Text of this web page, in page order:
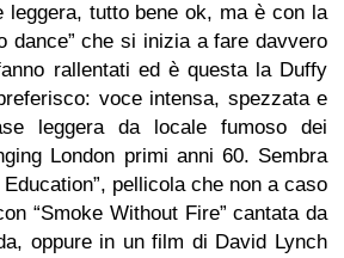
leggera, tutto bene ok, ma è con la
dance” che si inizia a fare davvero
rallentati ed è questa la Duffy
voce intensa, spezzata e
leggera da locale fumoso dei
London primi anni 60. Sembra
pellicola che non a caso
“Smoke Without Fire” cantata da
oppure in un film di David Lynch